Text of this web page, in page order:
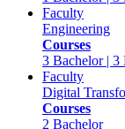
Faculty
Engineering
Courses
3 Bachelor | 3
Faculty
Digital
Courses
2 Bachelor